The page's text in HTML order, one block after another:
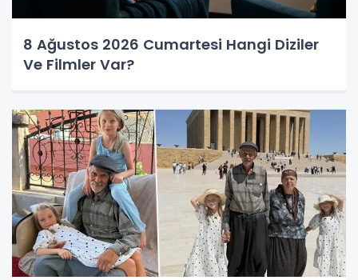
8 Ağustos 2026 Cumartesi Hangi Diziler
Ve Filmler Var?